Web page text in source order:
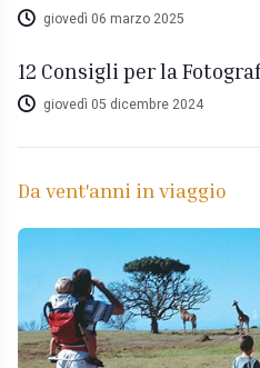
giovedì 06 marzo 2025
12 Consigli per la
giovedì 05 dicembre 2024
Da vent'anni in viaggio